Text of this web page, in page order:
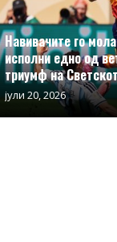
Навивачите го
исполни едно од
триумф на
јули 20, 2026